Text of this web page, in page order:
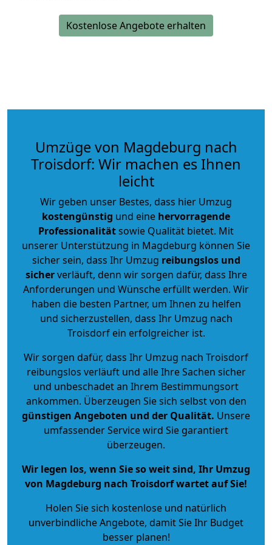
Kostenlose Angebote erhalten
Umzüge von Magdeburg nach
Troisdorf: Wir machen es Ihnen
leicht
Wir geben unser Bestes, dass hier Umzug
kostengünstig und eine hervorragende
Professionalitätsowie Qualität bietet. Mit
unserer Unterstützung in Magdeburg können Sie
sicher sein, dass Ihr Umzug reibungslos und
sicherverläuft, denn wir sorgen dafür, dass Ihre
Anforderungen und Wünsche erfüllt werden. Wir
haben die besten Partner, um Ihnen zu helfen
und sicherzustellen, dass Ihr Umzug nach
Troisdorf ein erfolgreicher ist.
Wir sorgen dafür, dass Ihr Umzug nach Troisdorf
reibungslos verläuft und alle Ihre Sachen sicher
und unbeschadet an Ihrem Bestimmungsort
ankommen. Überzeugen Sie sich selbst von den
günstigen Angeboten und der Qualität. Unsere
umfassender Service wird Sie garantiert
überzeugen.
Wir legen los, wenn Sie so weit sind, Ihr Umzug
von Magdeburg nach Troisdorf wartet auf Sie!
Holen Sie sich kostenlose und natürlich
unverbindliche Angebote, damit Sie Ihr Budget
besser planen!